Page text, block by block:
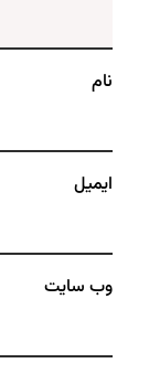
نام
ایمیل
وب‌ سایت